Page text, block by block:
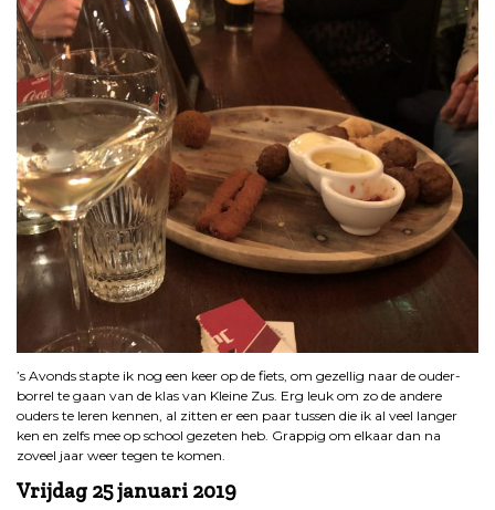
’s Avonds stapte ik nog een keer op de fiets, om gezellig naar de ouder-
borrel te gaan van de klas van Kleine Zus. Erg leuk om zo de andere
ouders te leren kennen, al zitten er een paar tussen die ik al veel langer
ken en zelfs mee op school gezeten heb. Grappig om elkaar dan na
zoveel jaar weer tegen te komen.
Vrijdag 25 januari 2019